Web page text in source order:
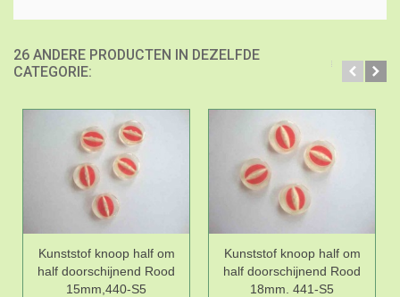
26 ANDERE PRODUCTEN IN DEZELFDE
CATEGORIE:
Kunststof knoop half om
half doorschijnend Rood
15mm,440-S5
Kunststof knoop half om
half doorschijnend Rood
18mm. 441-S5